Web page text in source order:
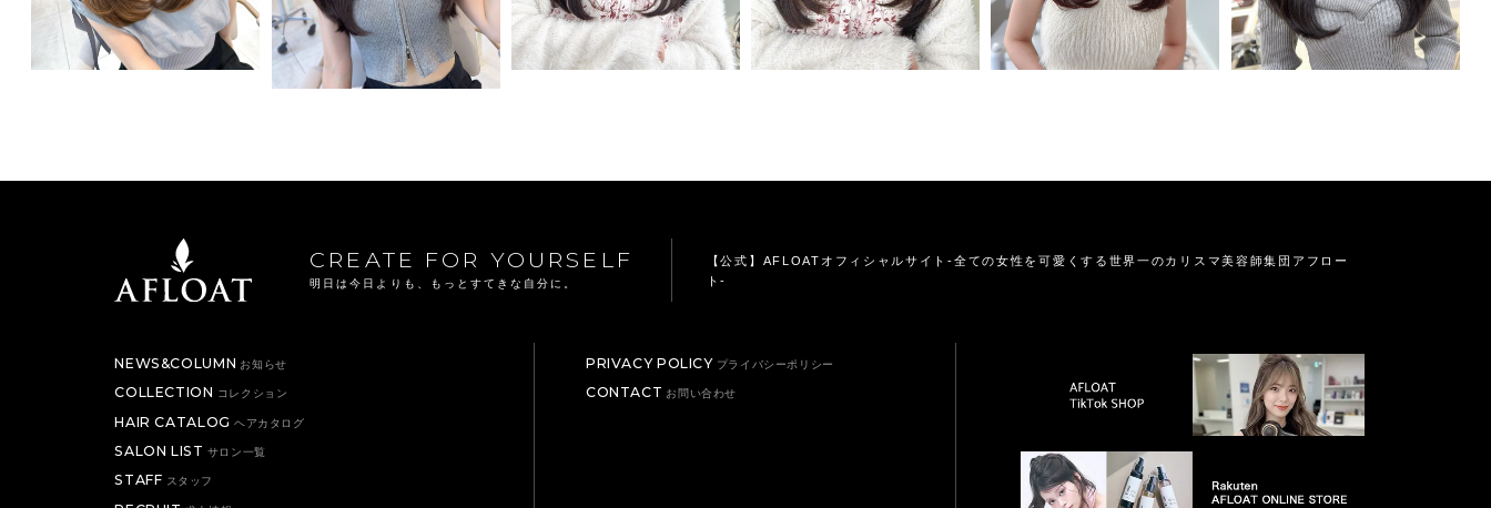
CREATE FOR YOURSELF
明日は今日よりも、もっとすてきな自分に。
【公式】AFLOATオフィシャルサイト-全ての女性を可愛くする 世界一のカリスマ美容師集団アフロー
ト-
NEWS&COLUMN お知らせ
COLLECTION コレクション
HAIR CATALOG ヘアカタログ
SALON LIST サロン一覧
STAFF スタッフ
PRIVACY POLICY プライバシーポリシー
CONTACT お問い合わせ